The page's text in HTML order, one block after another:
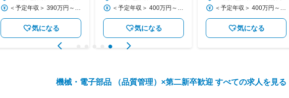
方ヘ～
＜予定年収＞ 390万円～420万円 ＜賃金形態＞ 月給制 ＜賃金内訳＞ 月額（基本給）：225,000円～245,000円 ＜月給＞ 225,000円～245,000円 ＜昇給有無＞ 有 ＜残業手当＞ 有 ＜給与補足＞ ※残業手当月15時間、賞与4ヶ月想定分を含む 賃金はあくまでも目安の金額であり、選考を通じて上下する可能性があります。 月給(月額)は固定手当を含めた表記です。
気になる
15h<5>
＜予定年収＞ 400万円～700万円 ＜賃金形態＞ 月給制 ＜賃金内訳＞ 月額（基本給）：270,000円～475,000円 ＜月給＞ 270,000円～475,000円 ＜昇給有無＞ 有 ＜残業手当＞ 有 ＜給与補足＞ ※上記年収はあくまで目安となります。ご経験やキャリアに応じてご相談させてください。 ※残業手当：1分単位で全額支給 ■昇給：年1回（4月） ■賞与：年2回（6月・12月） 賃金はあくまでも目安の金額であり、選考を通じて上下する可能性があります。 月給(月額)は固定手当を含めた表記です。
気になる
＜予定年収＞ 400万円～700万円 ＜賃金形態＞ 月給制 ＜賃金内訳＞ 月額（基本給）：270,000円～475,000円 ＜月給＞ 270,000円～475,000円 ＜昇給有無＞ 有 ＜残業手当＞ 有 ＜給与補足＞ ※上記年収はあくまで目安となります。ご経験やキャリアに応じてご相談させてください。 ※残業手当：1分単位で全額支給 ■昇給：年1回（4月） ■賞与：年2回（6月・12月） 賃金はあくまでも目安の金額であり、選考を通じて上下する可能性があります。 月給(月額)は固定手当を含めた表記です。
気になる
機械・電子部品 （品質管理） ×第二新卒歓迎 すべての求人を見る